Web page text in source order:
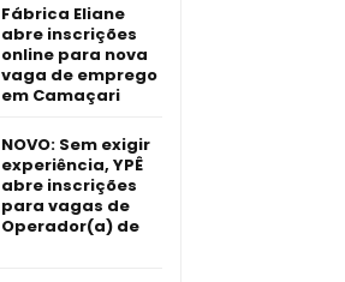
Fábrica Eliane
abre inscrições
online para nova
vaga de emprego
em Camaçari
NOVO: Sem exigir
experiência, YPÊ
abre inscrições
para vagas de
Operador(a) de